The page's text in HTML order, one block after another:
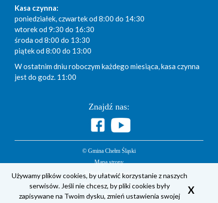
Kasa czynna:
poniedziałek, czwartek od 8:00 do 14:30
wtorek od 9:30 do 16:30
środa od 8:00 do 13:30
piątek od 8:00 do 13:00
W ostatnim dniu roboczym każdego miesiąca, kasa czynna
jest do godz. 11:00
Znajdź nas:
© Gmina Chełm Śląski
Mapa strony
Polityka prywatności
Deklaracja dostępności
BIP
Używamy plików cookies, by ułatwić korzystanie z naszych
serwisów. Jeśli nie chcesz, by pliki cookies były
zapisywane na Twoim dysku, zmień ustawienia swojej
X